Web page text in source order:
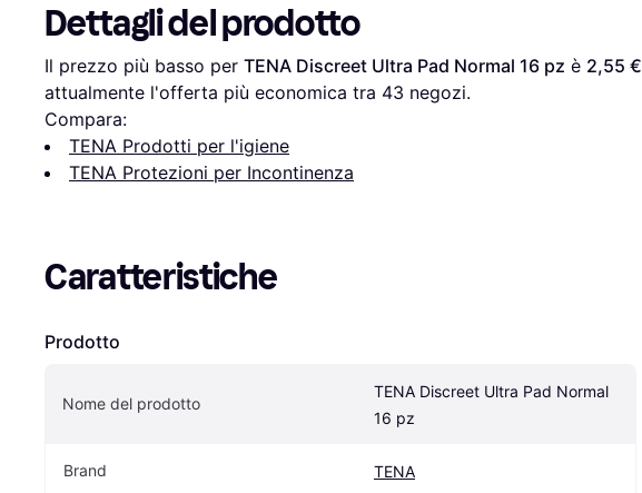
Dettagli del prodotto
Il prezzo più basso per TENA Discreet Ultra Pad Normal 16 pz è 2,55 €
attualmente l'offerta più economica tra 43 negozi.
Compara:
TENA Prodotti per l'igiene
TENA Protezioni per Incontinenza
Caratteristiche
Prodotto
Nome del prodotto
TENA Discreet Ultra Pad Normal
16 pz
Brand TENA